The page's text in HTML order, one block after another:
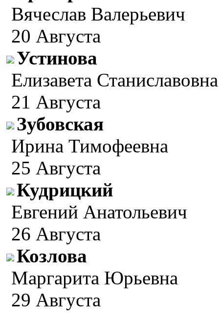
Вячеслав Валерьевич
20 Августа
Устинова
Елизавета Станиславовна
21 Августа
Зубовская
Ирина Тимофеевна
25 Августа
Кудрицкий
Евгений Анатольевич
26 Августа
Козлова
Маргарита Юрьевна
29 Августа